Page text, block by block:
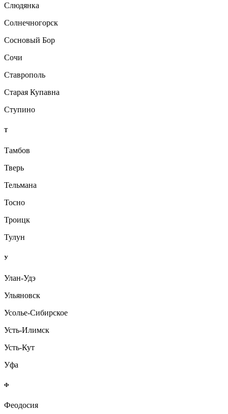
Слюдянка
Солнечногорск
Сосновый Бор
Сочи
Ставрополь
Старая Купавна
Ступино
Т
Тамбов
Тверь
Тельмана
Тосно
Троицк
Тулун
У
Улан-Удэ
Ульяновск
Усолье-Сибирское
Усть-Илимск
Усть-Кут
Уфа
Ф
Феодосия